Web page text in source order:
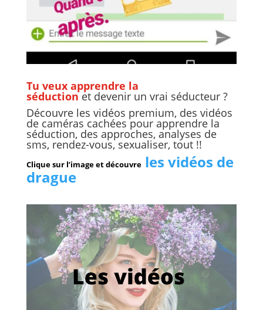
Tu veux apprendre la
séduction et devenir un vrai séducteur ?
Découvre les vidéos premium, des vidéos
de caméras cachées pour apprendre la
séduction, des approches, analyses de
sms, rendez-vous, sexualiser, tout !!
Clique sur l’image et découvreles vidéos de
drague